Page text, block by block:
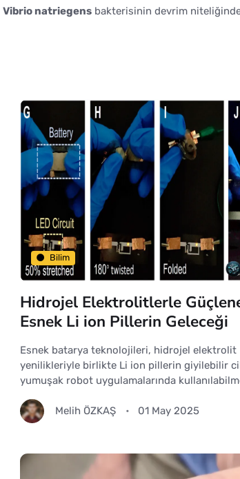
Vibrio natriegens bakterisinin devrim
Bilim
Hidrojel Elektrolitlerle
Esnek Li ion Pillerin Geleceği
Esnek batarya teknolojileri, hidrojel elektrolit
yenilikleriyle birlikte Li ion pillerin giyilebilir
yumuşak robot uygulamalarında
Melih ÖZKAŞ 01 May 2025